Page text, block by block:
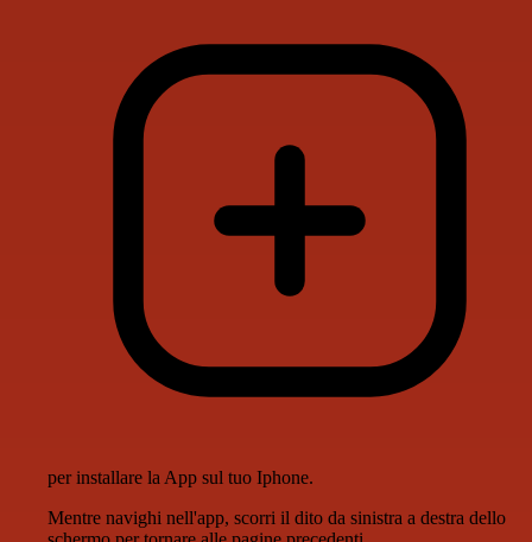
per installare la App sul tuo Iphone.
Mentre navighi nell'app, scorri il dito da sinistra a destra dello